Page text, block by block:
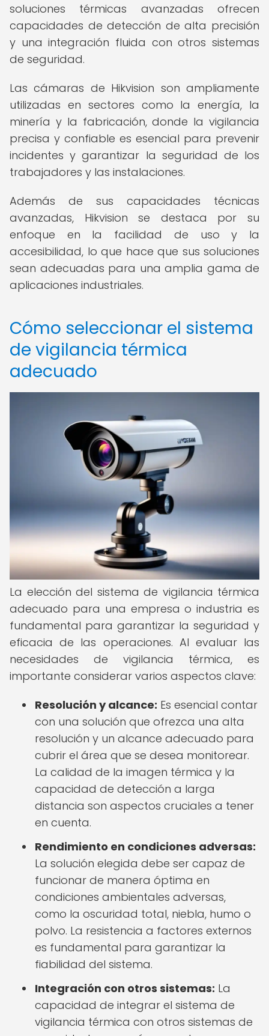
soluciones térmicas avanzadas ofrecen
capacidades de detección de alta precisión
y una integración fluida con otros sistemas
de seguridad.
Las cámaras de Hikvision son ampliamente
utilizadas en sectores como la energía, la
minería y la fabricación, donde la vigilancia
precisa y confiable es esencial para prevenir
incidentes y garantizar la seguridad de los
trabajadores y las instalaciones.
Además de sus capacidades técnicas
avanzadas, Hikvision se destaca por su
enfoque en la facilidad de uso y la
accesibilidad, lo que hace que sus soluciones
sean adecuadas para una amplia gama de
aplicaciones industriales.
Cómo seleccionar el sistema
de vigilancia térmica
adecuado
La elección del sistema de vigilancia térmica
adecuado para una empresa o industria es
fundamental para garantizar la seguridad y
eficacia de las operaciones. Al evaluar las
necesidades de vigilancia térmica, es
importante considerar varios aspectos clave:
Resolución y alcance: Es esencial contar
con una solución que ofrezca una alta
resolución y un alcance adecuado para
cubrir el área que se desea monitorear.
La calidad de la imagen térmica y la
capacidad de detección a larga
distancia son aspectos cruciales a tener
en cuenta.
Rendimiento en condiciones adversas:
La solución elegida debe ser capaz de
funcionar de manera óptima en
condiciones ambientales adversas,
como la oscuridad total, niebla, humo o
polvo. La resistencia a factores externos
es fundamental para garantizar la
fiabilidad del sistema.
Integración con otros sistemas: La
capacidad de integrar el sistema de
vigilancia térmica con otros sistemas de